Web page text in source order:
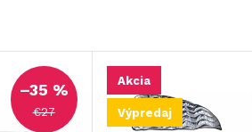
€27
–35 % Akcia
Výpredaj